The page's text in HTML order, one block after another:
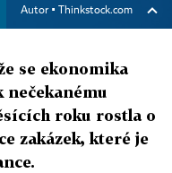
Autor ▪ Thinkstock.com
se ekonomika
nečekanému
roku rostla o
zakázek, které je